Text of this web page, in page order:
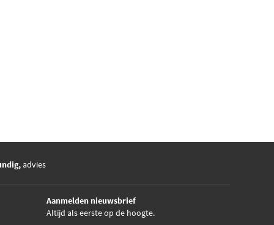
advies
Aanmelden nieuwsbrief
Altijd als eerste op de hoogte.